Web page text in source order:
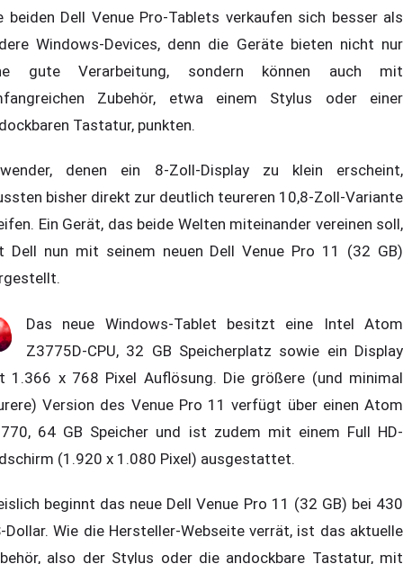
beiden Dell Venue Pro-Tablets verkaufen sich besser als
Windows-Devices, denn die Geräte bieten nicht nur
gute Verarbeitung, sondern können auch mit
Zubehör, etwa einem Stylus oder einer
Tastatur, punkten.
denen ein 8-Zoll-Display zu klein erscheint,
bisher direkt zur deutlich teureren 10,8-Zoll-Variante
Ein Gerät, das beide Welten miteinander vereinen soll,
Dell nun mit seinem neuen Dell Venue Pro 11 (32 GB)
Das neue Windows-Tablet besitzt eine Intel Atom
Z3775D-CPU, 32 GB Speicherplatz sowie ein Display
1.366 x 768 Pixel Auflösung. Die größere (und minimal
Version des Venue Pro 11 verfügt über einen Atom
64 GB Speicher und ist zudem mit einem Full HD-
(1.920 x 1.080 Pixel) ausgestattet.
beginnt das neue Dell Venue Pro 11 (32 GB) bei 430
Dollar. Wie die Hersteller-Webseite verrät, ist das aktuelle
also der Stylus oder die andockbare Tastatur, mit